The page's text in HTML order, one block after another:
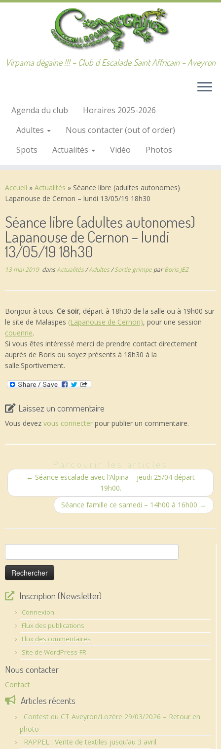
Passer
Virpama dégaine !!! – Club d Escalade Saint Affricain – Aveyron
Agenda du club
Horaires 2025-2026
Adultes
Nous contacter (out of order)
Spots
Actualités Vidéo Photos
Accueil » Actualités » Séance libre (adultes autonomes)
Lapanouse de Cernon – lundi 13/05/19 18h30
Séance libre (adultes autonomes)
Lapanouse de Cernon – lundi
13/05/19 18h30
13 mai 2019dansActualités/Adultes/Sortie grimpe parBoris JEZ
Bonjour à tous. Ce soir, départ à 18h30 de la salle ou à 19h00 sur
le site de Malaspes (Lapanouse de Cernon), pour une session
couenne.
Si vous êtes intéressé merci de prendre contact directement
auprès de Boris ou soyez présents à 18h30 à la
salle.Sportivement.
Laissez un commentaire
Vous devez vous connecter pour publier un commentaire.
Parcourir les articles
← Séance escalade avec l’Alpina – jeudi 25/04 départ
19h00.
Séance famille ce samedi – 14h00 à 16h00 →
Rechercher :
Inscription (Newsletter)
Connexion
Flux des publications
Flux des commentaires
Site de WordPress-FR
Nous contacter
Contact
Articles récents
Contest du CT Aveyron/Lozère 29/03/2026 – Retour en
photo
RAPPEL : Vente de textiles jusqu’au 3 avril